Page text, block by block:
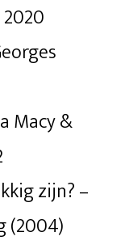
Macy &
zijn? –
(2004)